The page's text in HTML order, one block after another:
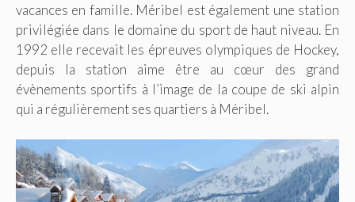
vacances en famille. Méribel est également une station
privilégiée dans le domaine du sport de haut niveau. En
1992 elle recevait les épreuves olympiques de Hockey,
depuis la station aime être au cœur des grand
évènements sportifs à l’image de la coupe de ski alpin
qui a régulièrement ses quartiers à Méribel.